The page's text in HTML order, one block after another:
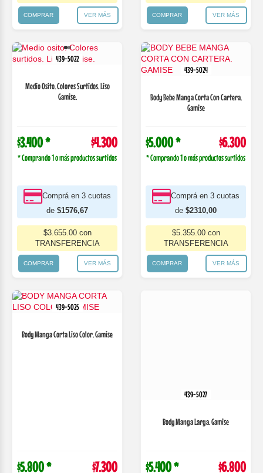
COMPRAR VER MÁS COMPRAR VER MÁS
439-5022
Medio Osito. Colores Surtidos. Liso
Gamise.
$3.400 * $4.300
* Comprando 1 o más productos surtidos
Comprá en 3 cuotas
de $1576,67
$3.655.00 con
TRANSFERENCIA
COMPRAR VER MÁS
439-5024
Body Bebe Manga Corta Con Cartera.
Gamise
$5.000 * $6.300
* Comprando 1 o más productos surtidos
Comprá en 3 cuotas
de $2310,00
$5.355.00 con
TRANSFERENCIA
COMPRAR VER MÁS
439-5025
Body Manga Corta Liso Color. Gamise
$6.205.00 con
* Comprando 1 o más productos surtidos
$5.780.00 con